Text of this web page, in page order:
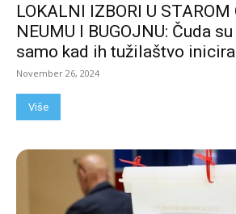
LOKALNI IZBORI U STAROM
NEUMU I BUGOJNU: Čuda
samo kad ih tužilaštvo inicira
November 26, 2024
Više